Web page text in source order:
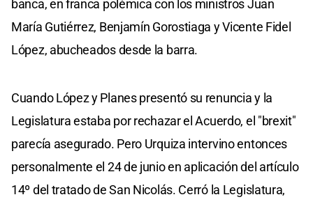
banca, en franca polémica con los ministros Juan
María Gutiérrez, Benjamín Gorostiaga y Vicente Fidel
López, abucheados desde la barra.
Cuando López y Planes presentó su renuncia y la
Legislatura estaba por rechazar el Acuerdo, el "brexit"
parecía asegurado. Pero Urquiza intervino entonces
personalmente el 24 de junio en aplicación del artículo
14º del tratado de San Nicolás. Cerró la Legislatura,